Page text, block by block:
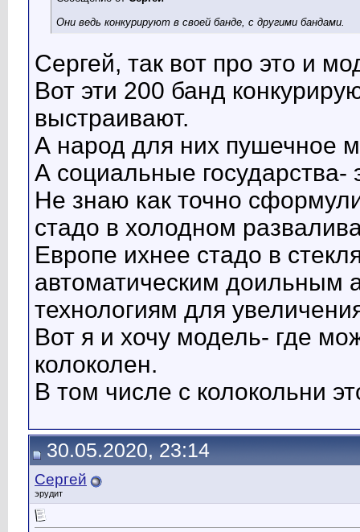
Они ведь конкурируют в своей банде, с другими бандами.
Сергей, так вот про это и
Вот эти 200 банд
выстраивают.
А народ для них пушечное
А социальные
Не знаю как точно
стадо в холодном
Европе ихнее стадо в
автоматическим доильным
технологиям для
Вот я и хочу модель- где
колоколен.
В том числе с колокольни
30.05.2020, 23:14
Сергей
эрудит